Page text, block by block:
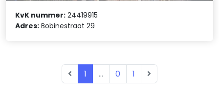
KvK nummer: 24419915
Adres: Bobinestraat 29
1 ... 0 1